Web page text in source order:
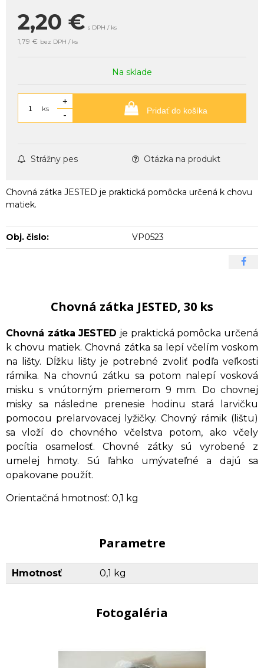
2,20 € s DPH / ks
1,79 € bez DPH / ks
Na sklade
ks
+
-
Pridať do košíka
Strážny pes Otázka na produkt
Chovná zátka JESTED je praktická pomôcka určená k chovu
matiek.
Obj. čislo: VP0523
Chovná zátka JESTED, 30 ks
Chovná zátka JESTED je praktická pomôcka určená
k chovu matiek. Chovná zátka sa lepí včelím voskom
na lišty. Dĺžku lišty je potrebné zvoliť podľa veľkosti
rámika. Na chovnú zátku sa potom nalepí vosková
misku s vnútorným priemerom 9 mm. Do chovnej
misky sa následne prenesie hodinu stará larvičku
pomocou prelarvovacej lyžičky. Chovný rámik (lištu)
sa vloží do chovného včelstva potom, ako včely
pocítia osamelosť. Chovné zátky sú vyrobené z
umelej hmoty. Sú ľahko umývateľné a dajú sa
opakovane použít.
Orientačná hmotnosť: 0,1 kg
Parametre
Hmotnosť 0,1 kg
Fotogaléria